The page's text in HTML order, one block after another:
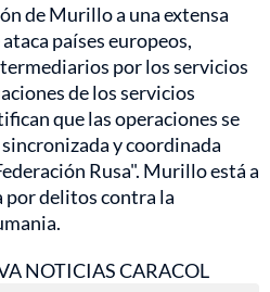
de Murillo a una extensa
países europeos,
por los servicios
de los servicios
que las operaciones se
y coordinada
Rusa". Murillo está a
por delitos contra la
NOTICIAS CARACOL